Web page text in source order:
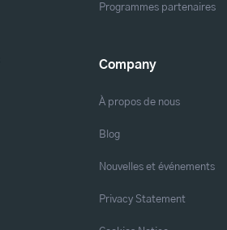
Programmes partenaires
Company
À propos de nous
Blog
Nouvelles et événements
Privacy Statement